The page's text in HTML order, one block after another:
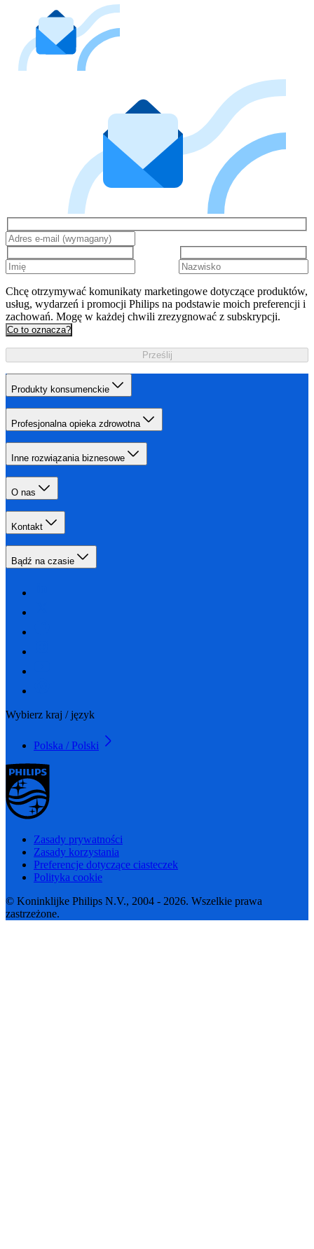
Chcę otrzymywać komunikaty marketingowe dotyczące produktów,
usług, wydarzeń i promocji Philips na podstawie moich preferencji i
zachowań. Mogę w każdej chwili zrezygnować z subskrypcji.
Co to oznacza?
Prześlij
Produkty konsumenckie
Profesjonalna opieka zdrowotna
Inne rozwiązania biznesowe
O nas
Kontakt
Bądź na czasie
Wybierz kraj / język
Polska / Polski
Zasady prywatności
Zasady korzystania
Preferencje dotyczące ciasteczek
Polityka cookie
© Koninklijke Philips N.V., 2004 - 2026. Wszelkie prawa
zastrzeżone.